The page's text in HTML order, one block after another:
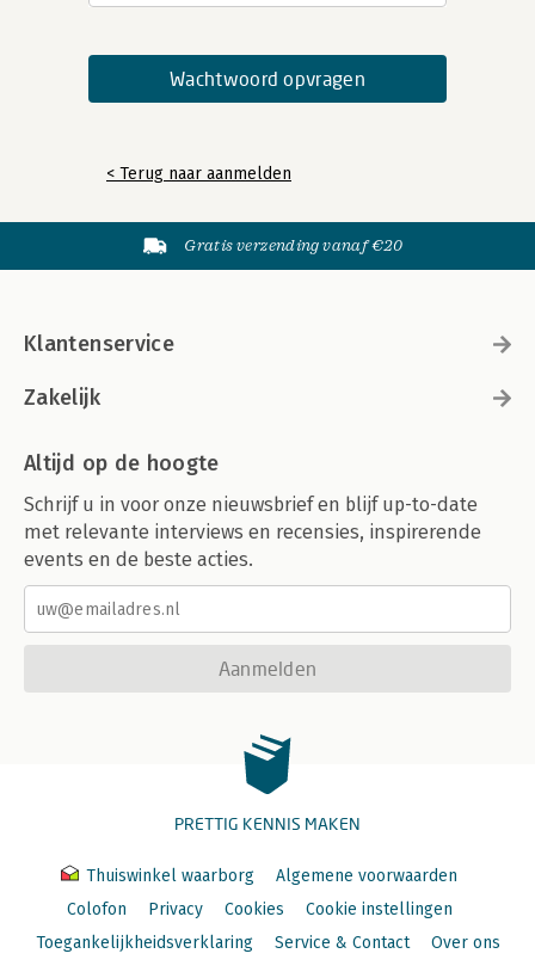
< Terug naar aanmelden
Gratis verzending vanaf €20
Klantenservice
Zakelijk
Altijd op de hoogte
Schrijf u in voor onze nieuwsbrief en blijf up-to-date
met relevante interviews en recensies, inspirerende
events en de beste acties.
Aanmelden
PRETTIG KENNIS MAKEN
Thuiswinkel waarborg
Algemene voorwaarden
Colofon
Privacy Cookies
Cookie instellingen
Toegankelijkheidsverklaring
Service & Contact Over ons